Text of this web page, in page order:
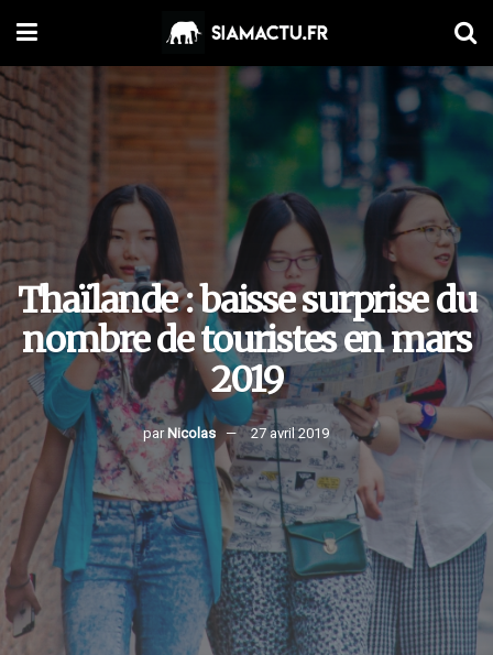
Thaïlande : baisse surprise du
nombre de touristes en mars
2019
par Nicolas 27 avril 2019